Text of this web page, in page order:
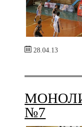
28.04.13
№7